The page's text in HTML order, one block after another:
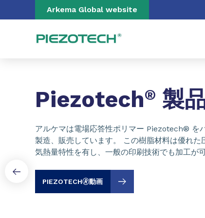
Go to content Go to navigation
Arkema Global website
Piezotech® 製
アルケマは電場応答性ポリマー Piezotech® を
製造、販売しています。 この樹脂材料は優れ
気熱量特性を有し、一般の印刷技術でも加工が
PIEZOTECH🄬動画